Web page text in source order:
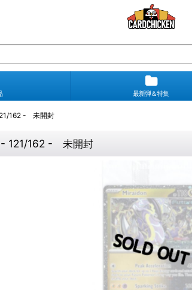
最新弾＆特集
162 - 未開封
121/162 - 未開封